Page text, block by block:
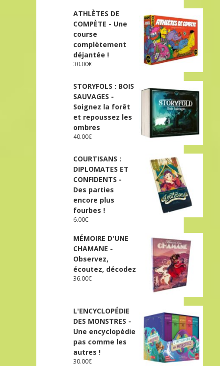
ATHLÈTES DE
COMPÈTE - Une
course
complètement
déjantée !
30.00€
STORYFOLS : BOIS
SAUVAGES -
Soignez la forêt
et repoussez les
ombres
40.00€
COURTISANS :
DIPLOMATES ET
CONFIDENTS -
Des parties
encore plus
fourbes !
6.00€
MÉMOIRE D'UNE
CHAMANE -
Observez,
écoutez, décodez
36.00€
L'ENCYCLOPÉDIE
DES MONSTRES -
Une encyclopédie
pas comme les
autres !
30.00€